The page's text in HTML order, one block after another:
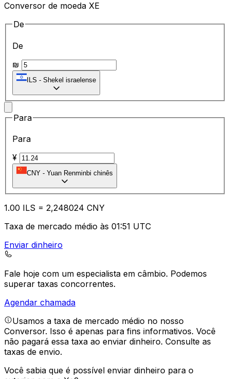
Conversor de moeda XE
De
De
₪
ILS - Shekel israelense
Para
Para
¥
CNY - Yuan Renminbi chinês
1.00 ILS = 2,248024 CNY
Taxa de mercado médio às 01:51 UTC
Enviar dinheiro
Fale hoje com um especialista em câmbio. Podemos
superar taxas concorrentes.
Agendar chamada
Usamos a taxa de mercado médio no nosso
Conversor. Isso é apenas para fins informativos. Você
não pagará essa taxa ao enviar dinheiro. Consulte as
taxas de envio.
Você sabia que é possível enviar dinheiro para o